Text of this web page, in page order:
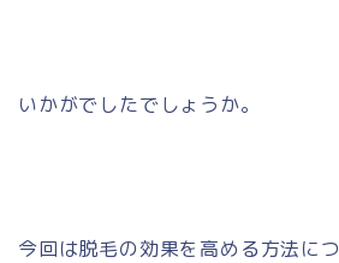
いかがでしたでしょうか。
今回は脱毛の効果を高める方法に